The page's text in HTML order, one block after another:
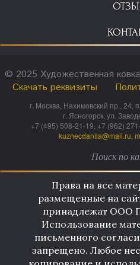
© 2025 Художественная
Скачать реквизиты
г. Москва, Нахимовский пр., 24,
г. Ясногорск, ул.
+7 (495) 508-21-19, +7 (962)
kuznecdanila@mail.ru
Права на все
размещенные на
принадлежат ООО
Использование
письменного
запрещено. Любое